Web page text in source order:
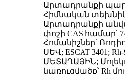
Արտադրանքի
Հիմնական
Արտադրանքի
փոշի CAS համար՝
Հոմանիշներ՝
ՍԵՎ; ESCAT 3401;
ՄԵՏԱՂԱՅԻՆ;
կառուցվածք՝ Rh